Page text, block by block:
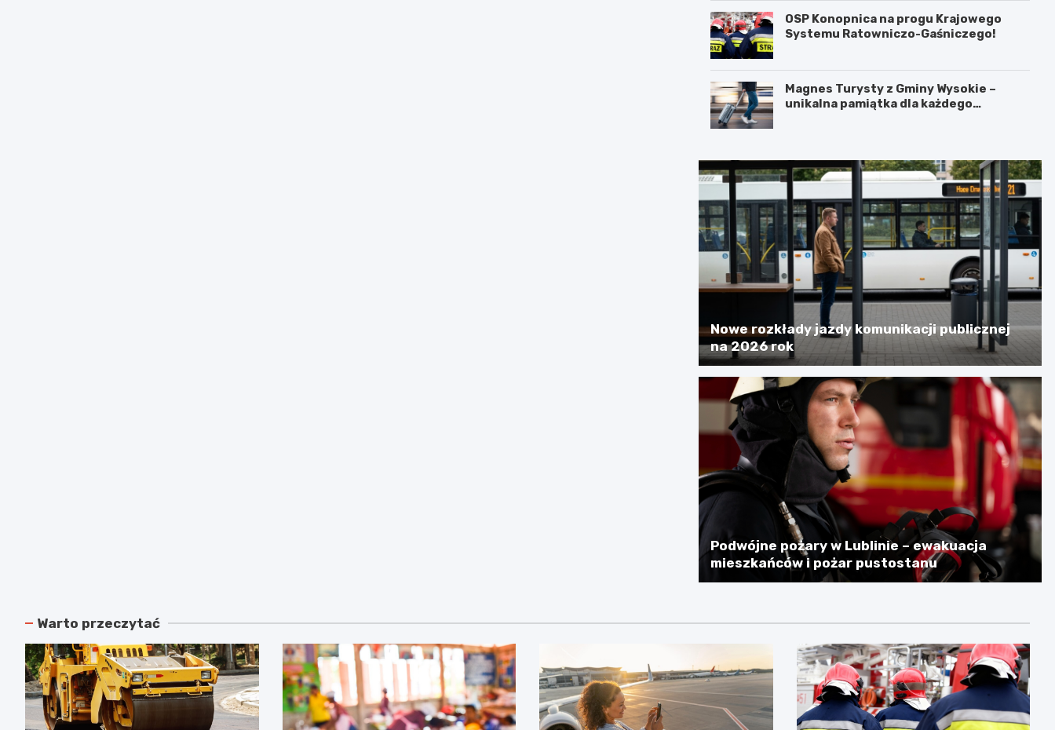
OSP Konopnica na progu Krajowego
Systemu Ratowniczo-Gaśniczego!
Magnes Turysty z Gminy Wysokie –
unikalna pamiątka dla każdego
Nowe rozkłady jazdy komunikacji publicznej
na 2026 rok
Podwójne pożary w Lublinie – ewakuacja
mieszkańców i pożar pustostanu
Warto przeczytać